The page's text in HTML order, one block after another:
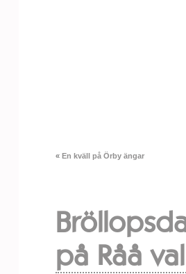
« En kväll på Örby ängar
på Råå